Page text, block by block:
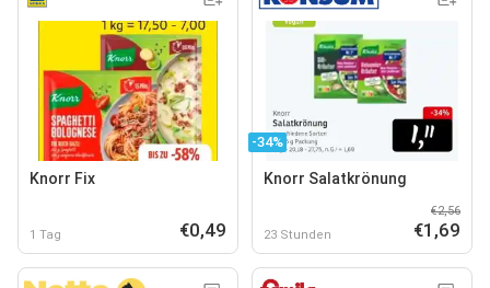
Knorr Fix
1 Tag €0,49
-34%
Knorr Salatkrönung
23 Stunden
€2,56
€1,69